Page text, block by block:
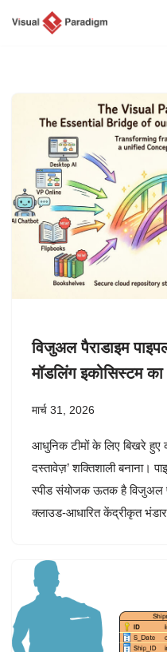
जाएँ
विजुअल पैराडाइम
मॉडलिंग इकोसिस्टम
मार्च 31, 2026
आधुनिक टीमों के लिए बिखरे हुए
दस्तावेज़’ शक्तिशाली बनाना।
स्पीड संयोजक ऊतक है विजुअल
क्लाउड-आधारित केंद्रीकृत